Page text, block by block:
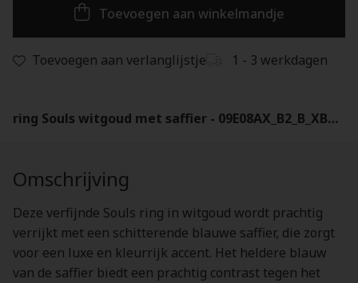
Toevoegen aan winkelmandje
Toevoegen aan verlanglijstje 1 - 3 werkdagen
ring Souls witgoud met saffier - 09E08AX_B2_B_XBX_00M
Omschrijving
Deze verfijnde Souls ring in witgoud wordt prachtig
verrijkt met een schitterende blauwe saffier, die zorgt
voor een luxe en kleurrijk accent. Het heldere blauw
van de saffier biedt een prachtig contrast tegen het